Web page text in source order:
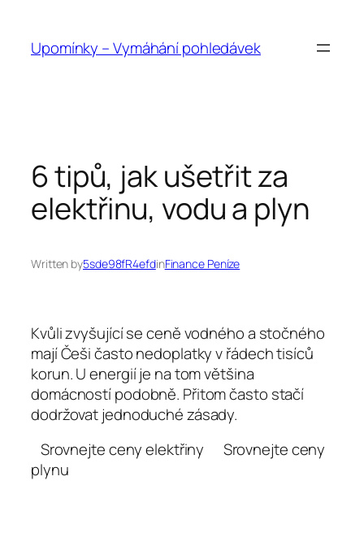
obsahUpomínky – Vymáhání pohledávek
6 tipů, jak ušetřit za
elektřinu, vodu a plyn
Written by5sde98fR4efdinFinance Peníze
Kvůli zvyšující se ceně vodného a stočného
mají Češi často nedoplatky v řádech tisíců
korun. U energií je na tom většina
domácností podobně. Přitom často stačí
dodržovat jednoduché zásady.
Srovnejte ceny elektřiny Srovnejte ceny
plynu